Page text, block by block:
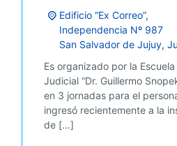
Edificio “Ex Correo”,
Independencia Nº 987
San Salvador de Jujuy,
Es organizado por la
Judicial “Dr. Guillermo
en 3 jornadas para el
ingresó recientemente a la
de […]